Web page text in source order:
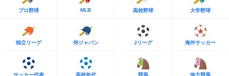
プロ野球 MLB 高校野球 大学野球
独立リーグ 侍ジャパン Jリーグ 海外サッカー
サッカー代表 高校年代 競馬 地方競馬